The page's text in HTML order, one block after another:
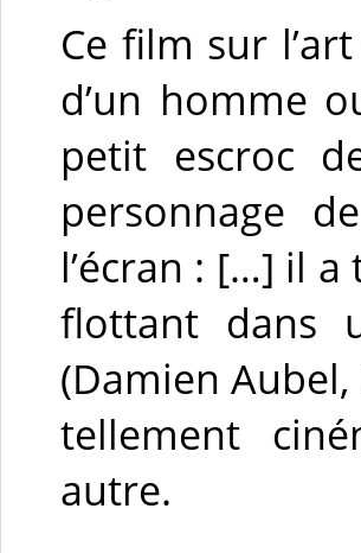
Ce film sur
d’un homme
petit escroc
personnage
l’écran : […] il
flottant dans
(Damien Aubel,
tellement
autre.